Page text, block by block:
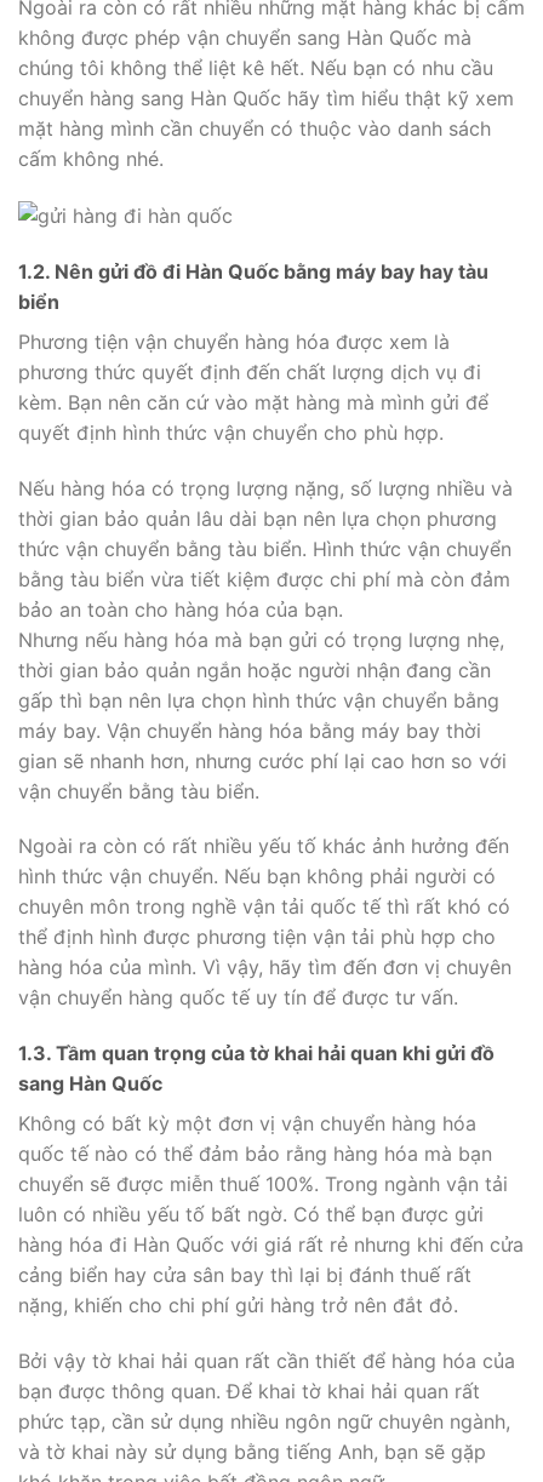
Ngoài ra còn có rất nhiều những mặt hàng khác bị cấm
không được phép vận chuyển sang Hàn Quốc mà
chúng tôi không thể liệt kê hết. Nếu bạn có nhu cầu
chuyển hàng sang Hàn Quốc hãy tìm hiểu thật kỹ xem
mặt hàng mình cần chuyển có thuộc vào danh sách
cấm không nhé.
1.2. Nên gửi đồ đi Hàn Quốc bằng máy bay hay tàu
biển
Phương tiện vận chuyển hàng hóa được xem là
phương thức quyết định đến chất lượng dịch vụ đi
kèm. Bạn nên căn cứ vào mặt hàng mà mình gửi để
quyết định hình thức vận chuyển cho phù hợp.
Nếu hàng hóa có trọng lượng nặng, số lượng nhiều và
thời gian bảo quản lâu dài bạn nên lựa chọn phương
thức vận chuyển bằng tàu biển. Hình thức vận chuyển
bằng tàu biển vừa tiết kiệm được chi phí mà còn đảm
bảo an toàn cho hàng hóa của bạn.
Nhưng nếu hàng hóa mà bạn gửi có trọng lượng nhẹ,
thời gian bảo quản ngắn hoặc người nhận đang cần
gấp thì bạn nên lựa chọn hình thức vận chuyển bằng
máy bay. Vận chuyển hàng hóa bằng máy bay thời
gian sẽ nhanh hơn, nhưng cước phí lại cao hơn so với
vận chuyển bằng tàu biển.
Ngoài ra còn có rất nhiều yếu tố khác ảnh hưởng đến
hình thức vận chuyển. Nếu bạn không phải người có
chuyên môn trong nghề vận tải quốc tế thì rất khó có
thể định hình được phương tiện vận tải phù hợp cho
hàng hóa của mình. Vì vậy, hãy tìm đến đơn vị chuyên
vận chuyển hàng quốc tế uy tín để được tư vấn.
1.3. Tầm quan trọng của tờ khai hải quan khi gửi đồ
sang Hàn Quốc
Không có bất kỳ một đơn vị vận chuyển hàng hóa
quốc tế nào có thể đảm bảo rằng hàng hóa mà bạn
chuyển sẽ được miễn thuế 100%. Trong ngành vận tải
luôn có nhiều yếu tố bất ngờ. Có thể bạn được gửi
hàng hóa đi Hàn Quốc với giá rất rẻ nhưng khi đến cửa
cảng biển hay cửa sân bay thì lại bị đánh thuế rất
nặng, khiến cho chi phí gửi hàng trở nên đắt đỏ.
Bởi vậy tờ khai hải quan rất cần thiết để hàng hóa của
bạn được thông quan. Để khai tờ khai hải quan rất
phức tạp, cần sử dụng nhiều ngôn ngữ chuyên ngành,
và tờ khai này sử dụng bằng tiếng Anh, bạn sẽ gặp